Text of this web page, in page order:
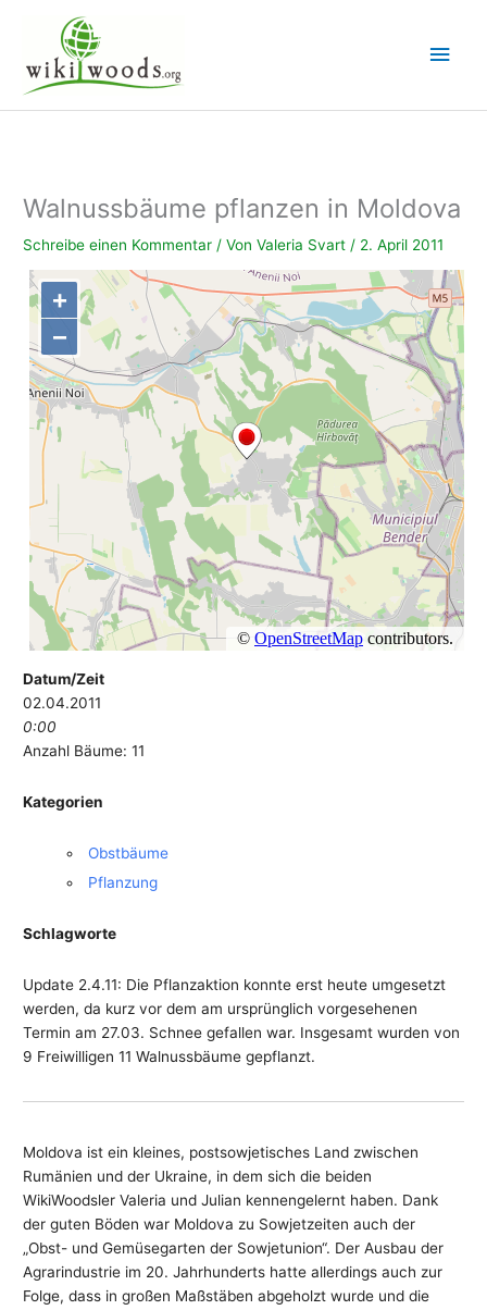
springen
Walnussbäume pflanzen in Moldova
Schreibe einen Kommentar / VonValeria Svart / 2. April 2011
Datum/Zeit
02.04.2011
0:00
Anzahl Bäume: 11
Kategorien
Obstbäume
Pflanzung
Schlagworte
Update 2.4.11: Die Pflanzaktion konnte erst heute umgesetzt
werden, da kurz vor dem am ursprünglich vorgesehenen
Termin am 27.03. Schnee gefallen war. Insgesamt wurden von
9 Freiwilligen 11 Walnussbäume gepflanzt.
Moldova ist ein kleines, postsowjetisches Land zwischen
Rumänien und der Ukraine, in dem sich die beiden
WikiWoodsler Valeria und Julian kennengelernt haben. Dank
der guten Böden war Moldova zu Sowjetzeiten auch der
„Obst- und Gemüsegarten der Sowjetunion“. Der Ausbau der
Agrarindustrie im 20. Jahrhunderts hatte allerdings auch zur
Folge, dass in großen Maßstäben abgeholzt wurde und die